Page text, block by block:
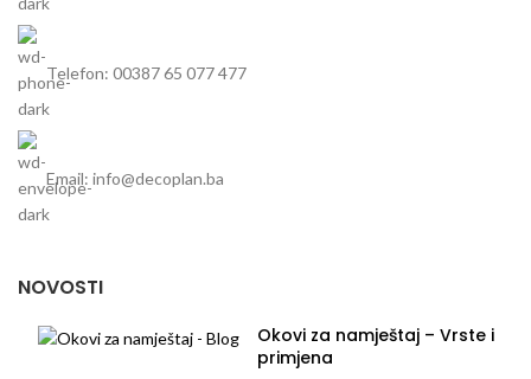
Telefon: 00387 65 077 477
Email: info@decoplan.ba
NOVOSTI
Okovi za namještaj – Vrste i
primjena